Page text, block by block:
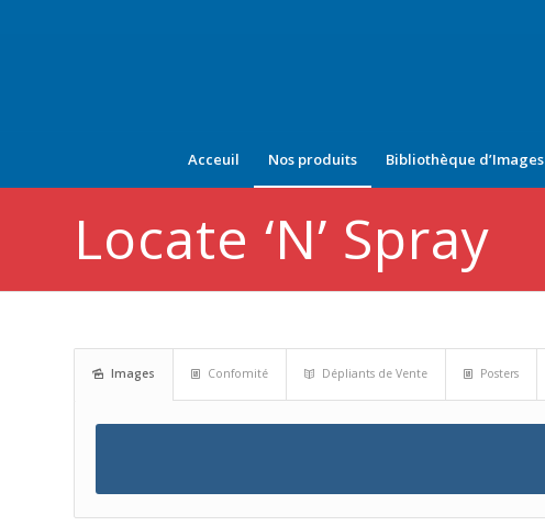
Acceuil Nos produits Bibliothèque d’Images
Locate ‘n’ Spray
Images Confomité Dépliants de Vente Posters